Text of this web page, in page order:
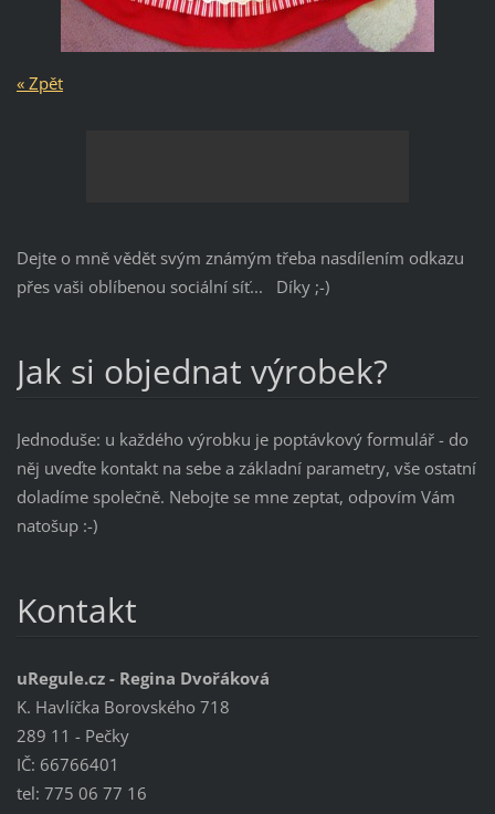
« Zpět
Dejte o mně vědět svým známým třeba nasdílením odkazu
přes vaši oblíbenou sociální síť... Díky ;-)
Jak si objednat výrobek?
Jednoduše: u každého výrobku je poptávkový formulář - do
něj uveďte kontakt na sebe a základní parametry, vše ostatní
doladíme společně. Nebojte se mne zeptat, odpovím Vám
natošup :-)
Kontakt
uRegule.cz - Regina Dvořáková
K. Havlíčka Borovského 718
289 11 - Pečky
IČ: 66766401
tel: 775 06 77 16